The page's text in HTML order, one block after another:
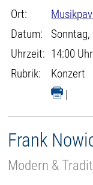
Ort:
Datum:
Uhrzeit: 14:00
Rubrik:
Konzert
|
Frank
Modern &